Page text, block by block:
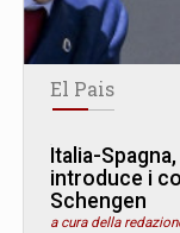
El Pais
Italia-
introduce i
Schengen
a cura della